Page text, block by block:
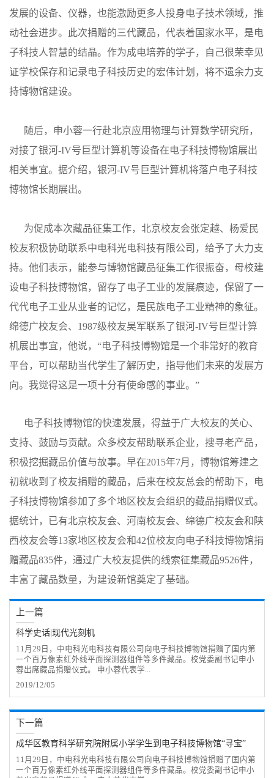
发展的设备、仪器，也能激励更多人投身电子技术领域，推
动社会进步。此次捐赠的三代藏品，代表着国家水平，是电
子科技人智慧的结晶。作为成电培养的学子，自己很荣幸见
证学校保存和记录电子科技历史的宏伟计划，将不遗余力支
持博物馆建设。
随后，申小蓉一行赴北京应用物理与计算数学研究所，
对接了银河-IV号巨型计算机等设备在电子科技博物馆展出
相关事宜。据介绍，银河-IV号巨型计算机将落户电子科技
博物馆长期展出。
为促成本次藏品征集工作，北京校友会张定越、杨爱民
校友积极协助联系中电科光电科技有限公司，给予了大力支
持。他们表示，能参与博物馆藏品征集工作很振奋，母校建
设电子科技博物馆，留存了电子工业的发展痕迹，保留了一
代代电子工业从业者的记忆，是民族电子工业精神的象征。
绵德广校友会、1987级校友吴军联系了银河-IV号巨型计算
机展出事宜，他说，“电子科技博物馆是一个非常好的教育
平台，可以帮助当代学生了解历史，指导他们未来的发展方
向。我觉得这是一项十分有使命感的事业。”
电子科技博物馆的快速发展，得益于广大校友的关心、
支持、鼓励与贡献。众多校友帮助联系企业，搜寻老产品，
积极挖掘藏品价值与故事。早在2015年7月，博物馆筹建之
初就收到了校友捐赠的藏品，后来在校友总会的帮助下，电
子科技博物馆参加了多个地区校友会组织的藏品捐赠仪式。
据统计，已有北京校友会、河南校友会、绵德广校友会和陕
西校友会等13家地区校友会和42位校友向电子科技博物馆捐
赠藏品835件，通过广大校友提供的线索征集藏品9526件，
丰富了藏品数量，为建设新馆奠定了基础。
上一篇
科学史话|现代光刻机
11月29日，中电科光电科技有限公司向电子科技博物馆捐赠了国内第
一个百万像素红外线平面探测器组件等多件藏品。校党委副书记申小
蓉出席藏品捐赠仪式。 申小蓉代表学...
2019/12/05
下一篇
成华区教育科学研究院附属小学学生到电子科技博物馆“寻宝”
11月29日，中电科光电科技有限公司向电子科技博物馆捐赠了国内第
一个百万像素红外线平面探测器组件等多件藏品。校党委副书记申小